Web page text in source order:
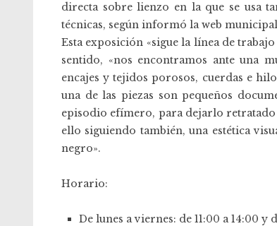
directa sobre lienzo en la que se usa
técnicas, según informó la web
Esta exposición «sigue la línea de
sentido, «nos encontramos ante una
encajes y tejidos porosos, cuerdas e
una de las piezas son pequeños
episodio efímero, para dejarlo retratado
ello siguiendo también, una estética
negro».
Horario:
De lunes a viernes: de 11:00 a 14:00 y